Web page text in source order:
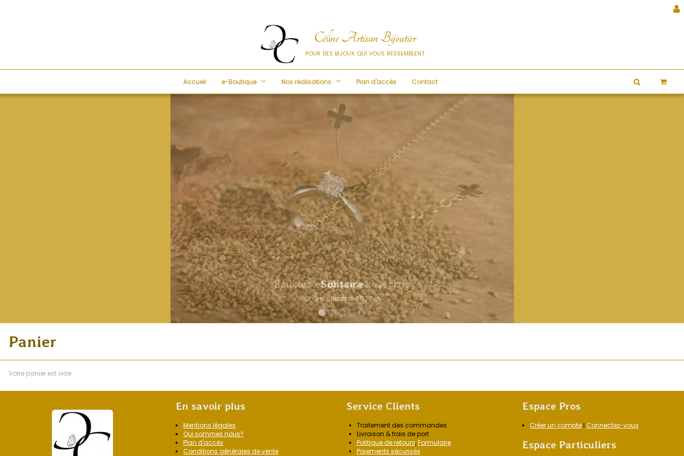
Céline Artisan Bijoutier
pour des bijoux qui vous ressemblent
Accueil e-Boutique Nos réalisations Plan d'accès Contact
Boucles et Bracelet assortis
Or jaune 750°°
Panier
Votre panier est vide
En savoir plus
Mentions légales
Qui sommes nous?
Plan d'accès
Conditions générales de vente
Service Clients
Traitement des commandes
Livraison & frais de port
Politique de retours,Formulaire
Paiements sécurisés
Espace Pros
Créer un compteI Connectez-vous
Espace Particuliers